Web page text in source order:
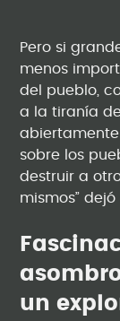
Pero si
menos
del pueblo,
a la tiranía
sobre los
destruir a
mismos”
un